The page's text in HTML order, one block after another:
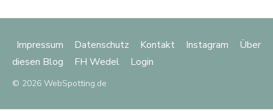
Impressum Datenschutz Kontakt Instagram
Über
diesen Blog
FH Wedel Login
© 2026 WebSpotting.de